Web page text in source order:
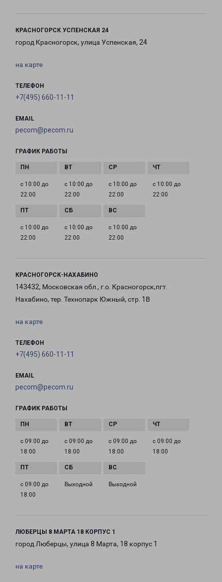
КРАСНОГОРСК УСПЕНСКАЯ 24
город Красногорск, улица Успенская, 24
на карте
ТЕЛЕФОН
+7(495) 660-11-11
EMAIL
pecom@pecom.ru
ГРАФИК РАБОТЫ
с 10:00 до
22:00
с 10:00 до
22:00
с 10:00 до
22:00
с 10:00 до
22:00
с 10:00 до
22:00
с 10:00 до
22:00
с 10:00 до
22:00
КРАСНОГОРСК-НАХАБИНО
143432, Московская обл., г.о. Красногорск,пгт.
Нахабино, тер. Технопарк Южный, стр. 1В
на карте
ТЕЛЕФОН
+7(495) 660-11-11
EMAIL
pecom@pecom.ru
ГРАФИК РАБОТЫ
с 09:00 до
18:00
с 09:00 до
18:00
с 09:00 до
18:00
с 09:00 до
18:00
с 09:00 до
18:00
Выходной Выходной
ЛЮБЕРЦЫ 8 МАРТА 18 КОРПУС 1
город Люберцы, улица 8 Марта, 18 корпус 1
на карте